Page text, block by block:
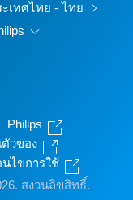
เทศไทย - ไทย
Philips
วของ
นไขการใช้
สงวนลิขสิทธิ์.